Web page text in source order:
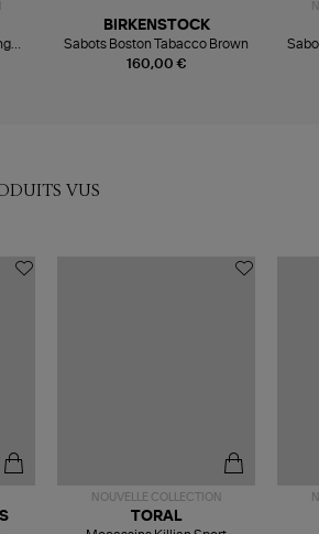
160,00 €
BIRKENSTOCK
Sabots Boston Tabacco Brown
VUS
NOUVELLE COLLECTION
TORAL